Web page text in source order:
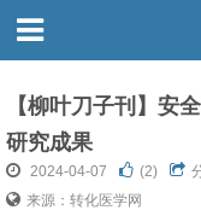
【柳叶刀子刊】安
研究成果
2024-04-07 (2)
来源：转化医学网